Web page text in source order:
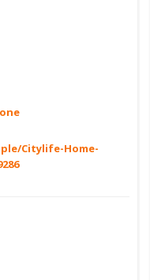
Citylife-Home-